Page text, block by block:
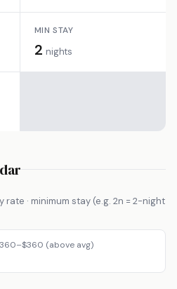
MIN STAY
2 nights
rate · minimum stay (e.g. 2n = 2-night
(above avg)